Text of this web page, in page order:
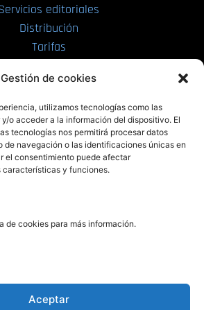
Gestión de cookies
utilizamos tecnologías como las
o acceder a la información del dispositivo. El
tecnologías nos permitirá procesar datos
de navegación o las identificaciones únicas en
el consentimiento puede afectar
y funciones.
de cookies para más información.
Aceptar
editoriales
Distribución
Tarifas
PRL | Films
PRL | Play
PRL | LAB
Noticias
Legal